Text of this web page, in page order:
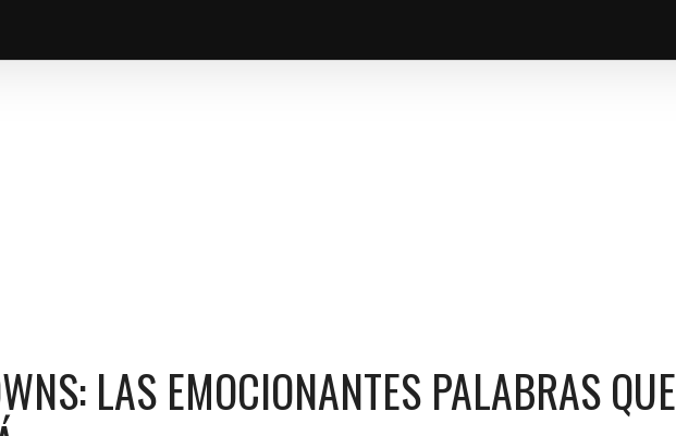
LAS EMOCIONANTES PALABRAS QUE